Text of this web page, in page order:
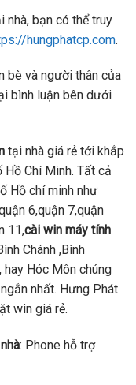
nhà, bạn có thể truy
hungphatcp.com.
bè và người thân của
bình luận bên dưới
tại nhà giá rẻ tới khắp
Hồ Chí Minh. Tất cả
Hồ chí minh như
6,quận 7,quận
11,cài win máy tính
Chánh ,Bình
hay Hóc Môn chúng
nhất. Hưng Phát
win giá rẻ.
: Phone hỗ trợ